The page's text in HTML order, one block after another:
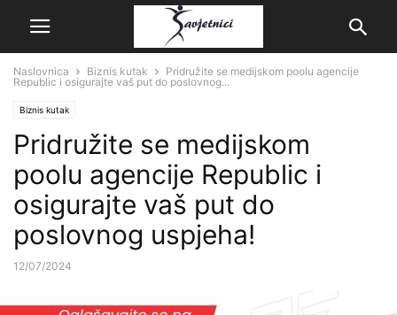
Naslovnica Biznis kutak
Pridružite se medijskom poolu agencije
Republic i osigurajte vaš put do poslovnog...
Biznis kutak
Pridružite se medijskom
poolu agencije Republic i
osigurajte vaš put do
poslovnog uspjeha!
12/07/2024